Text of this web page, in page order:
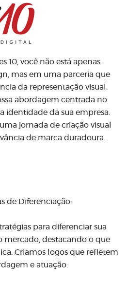
10, você não está apenas
mas em uma parceria que
da representação visual.
abordagem centrada no
identidade da sua empresa.
jornada de criação visual
de marca duradoura.
de Diferenciação:
para diferenciar sua
mercado, destacando o que
Criamos logos que refletem
e atuação.